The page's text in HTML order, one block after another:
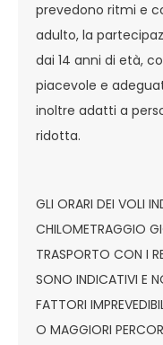
prevedono ritmi e
adulto, la
dai 14 anni di età,
piacevole e
inoltre adatti a
ridotta.
GLI ORARI DEI VOLI
CHILOMETRAGGIO
TRASPORTO CON I
SONO INDICATIVI E
FATTORI
O MAGGIORI